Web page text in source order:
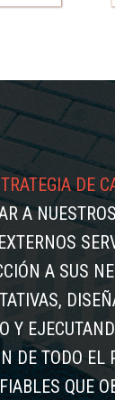
DE
A
A SUS
Y
DE TODO EL
QUE